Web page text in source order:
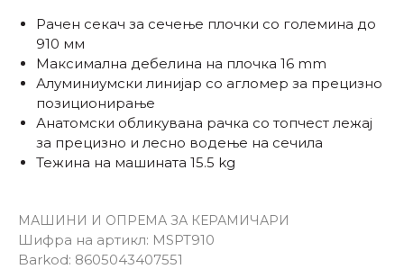
МАШИНИ И ОПРЕМА ЗА КЕРАМИЧАРИ
Шифра на артикл: MSPT910
Barkod: 8605043407551
Рачен секач за сечење плочки со големина до
910 мм
Максимална дебелина на плочка 16 mm
Алуминиумски линијар со агломер за прецизно
позиционирање
Анатомски обликувана рачка со топчест лежај
за прецизно и лесно водење на сечила
Тежина на машината 15.5 kg